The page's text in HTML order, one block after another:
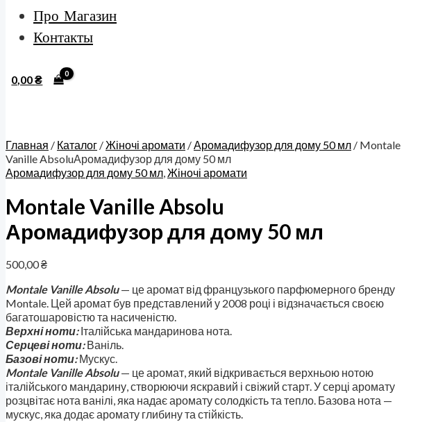
Про Магазин
Контакты
0,00₴
Главная / Каталог /Жіночі аромати /Аромадифузор для дому 50 мл / Montale
Vanille AbsoluАромадифузор для дому 50 мл
Аромадифузор для дому 50 мл,Жіночі аромати
Montale Vanille Absolu
Аромадифузор для дому 50 мл
500,00₴
Montale Vanille Absolu— це аромат від французького парфюмерного бренду
Montale. Цей аромат був представлений у 2008 році і відзначається своєю
багатошаровістю та насиченістю.
Верхні ноти:Італійська мандаринова нота.
Серцеві ноти:Ваніль.
Базові ноти:Мускус.
Montale Vanille Absolu— це аромат, який відкривається верхньою нотою
італійського мандарину, створюючи яскравий і свіжий старт. У серці аромату
розцвітає нота ванілі, яка надає аромату солодкість та тепло. Базова нота —
мускус, яка додає аромату глибину та стійкість.